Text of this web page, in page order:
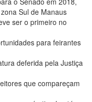
Sul de Manaus
ser o primeiro no
para feirantes
deferida pela Justiça
que compareçam